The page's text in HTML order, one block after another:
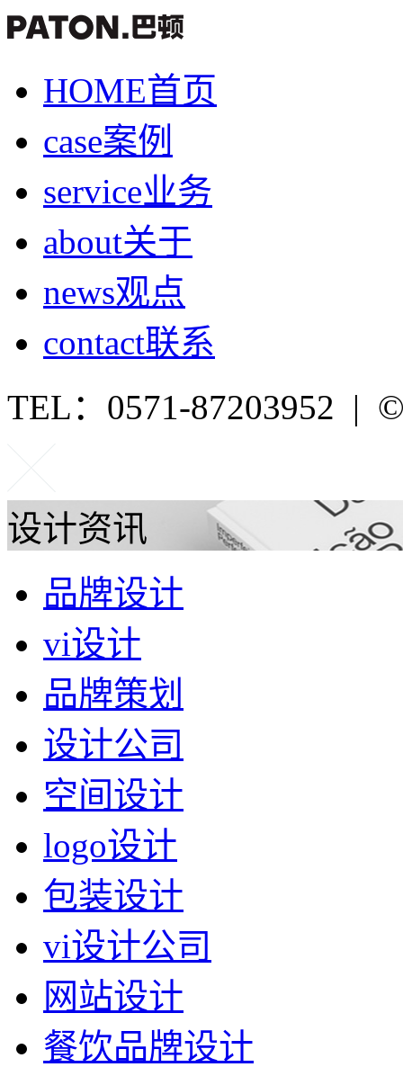
HOME首页
case案例
service业务
about关于
news观点
contact联系
TEL：0571-87203952 |
设计资讯
品牌设计
vi设计
品牌策划
设计公司
空间设计
logo设计
包装设计
vi设计公司
网站设计
餐饮品牌设计